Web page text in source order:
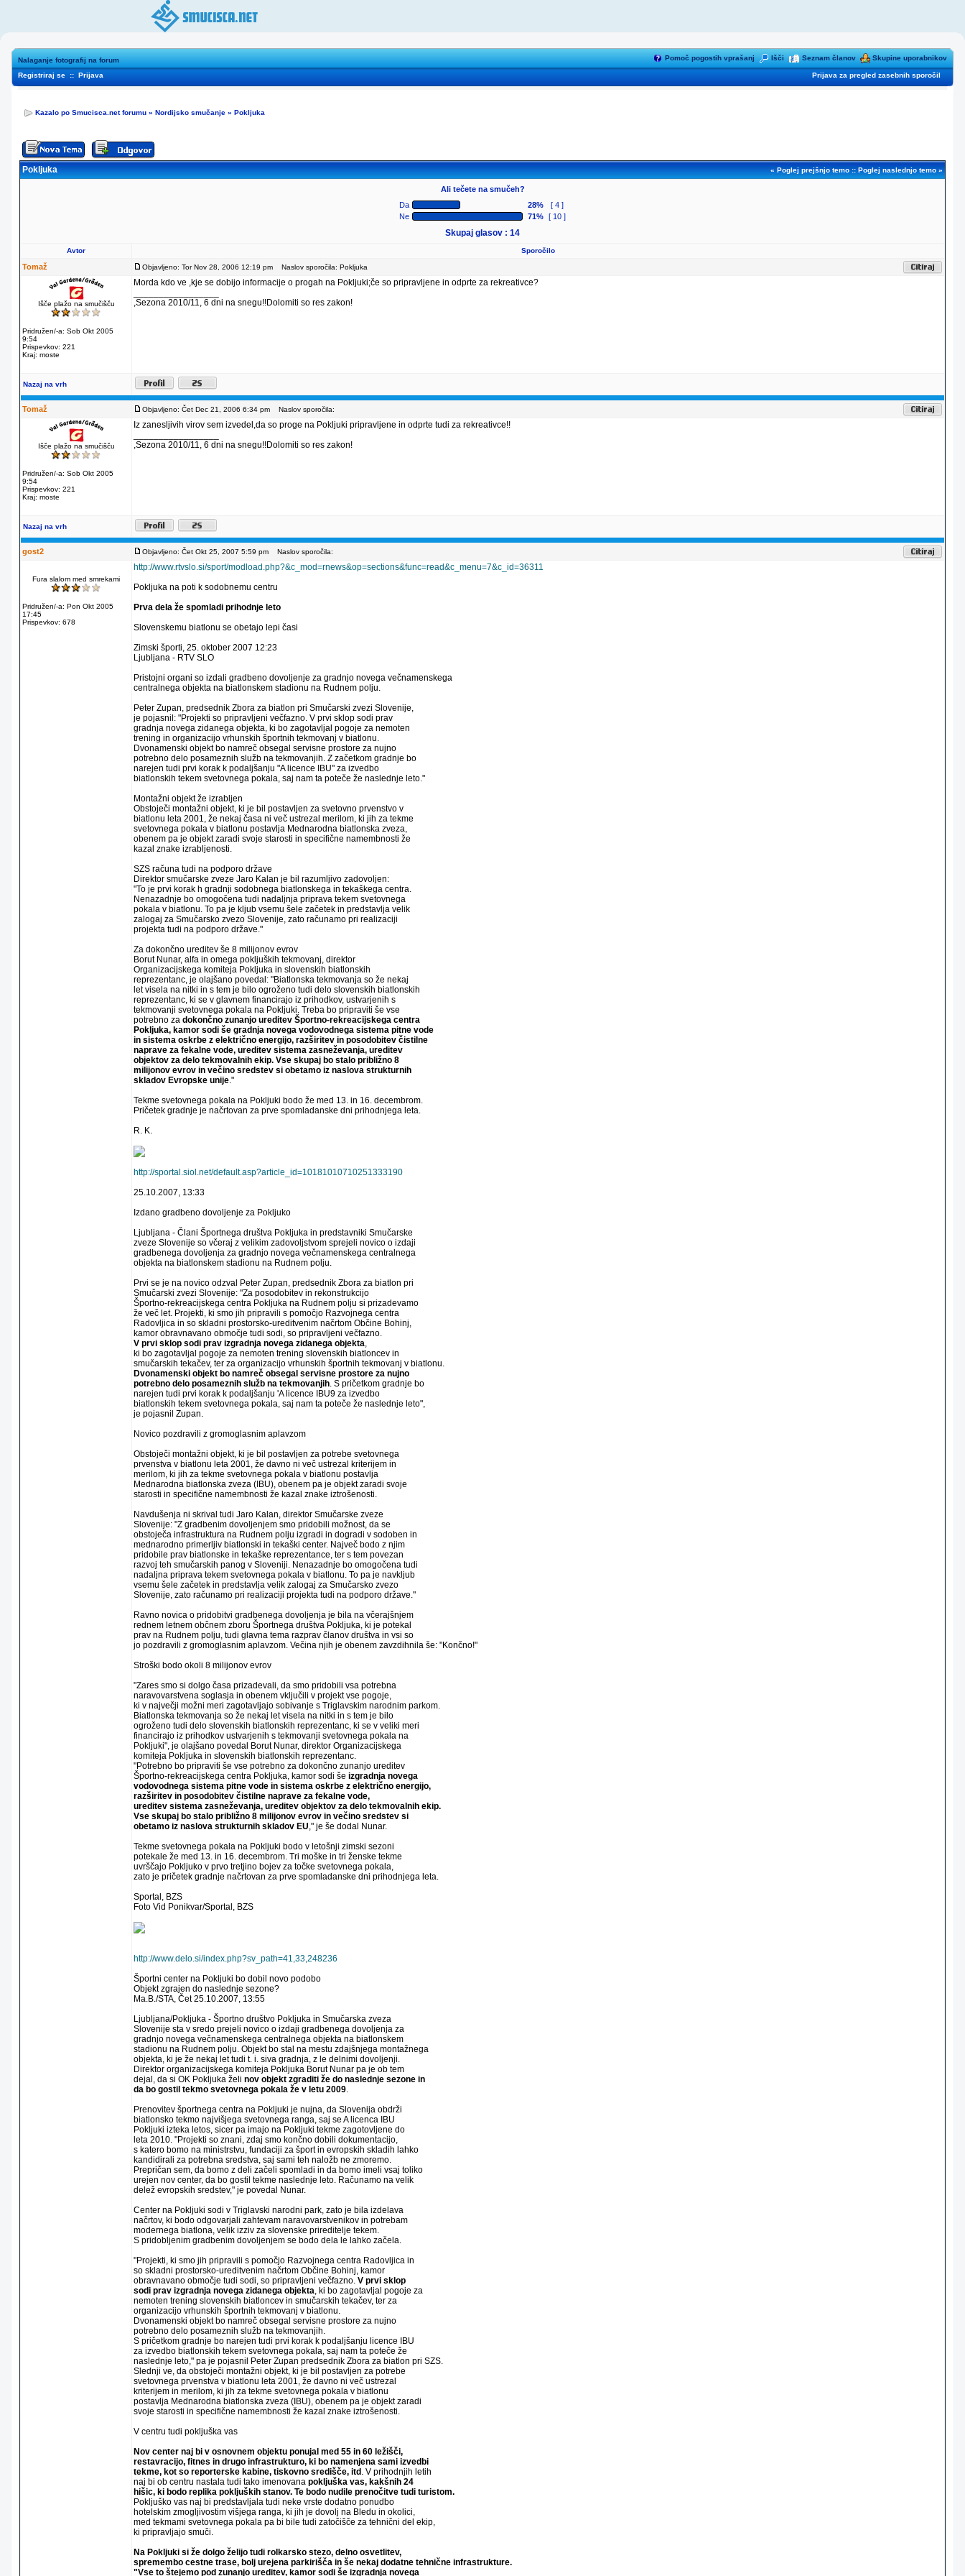
Nalaganje fotografij na forum Pomoč pogostih vprašanj Išči Seznam članov Skupine uporabnikov
Registriraj se :: Prijava Prijava za pregled zasebnih sporočil
Kazalo po Smucisca.net forumu » Nordijsko smučanje » Pokljuka
Pokljuka « Poglej prejšnjo temo :: Poglej naslednjo temo »
Ali tečete na smučeh?
Da
28%
[ 4 ]
Ne
71% [ 10 ]
Skupaj glasov : 14
Avtor Sporočilo
Tomaž Objavljeno: Tor Nov 28, 2006 12:19 pm Naslov sporočila: Pokljuka
Išče plažo na smučišču
Pridružen/-a: Sob Okt 2005
9:54
Prispevkov: 221
Kraj: moste
Morda kdo ve ,kje se dobijo informacije o progah na Pokljuki;če so pripravljene in odprte za rekreativce?
,Sezona 2010/11, 6 dni na snegu!!Dolomiti so res zakon!
Nazaj na vrh
Tomaž Objavljeno: Čet Dec 21, 2006 6:34 pm Naslov sporočila:
Išče plažo na smučišču
Pridružen/-a: Sob Okt 2005
9:54
Prispevkov: 221
Kraj: moste
Iz zanesljivih virov sem izvedel,da so proge na Pokljuki pripravljene in odprte tudi za rekreativce!!
,Sezona 2010/11, 6 dni na snegu!!Dolomiti so res zakon!
Nazaj na vrh
gost2 Objavljeno: Čet Okt 25, 2007 5:59 pm Naslov sporočila:
Fura slalom med smrekami
Pridružen/-a: Pon Okt 2005
17:45
Prispevkov: 678
http://www.rtvslo.si/sport/modload.php?&c_mod=rnews&op=sections&func=read&c_menu=7&c_id=36311
Pokljuka na poti k sodobnemu centru
Prva dela že spomladi prihodnje leto
Slovenskemu biatlonu se obetajo lepi časi
Zimski športi, 25. oktober 2007 12:23
Ljubljana - RTV SLO
Pristojni organi so izdali gradbeno dovoljenje za gradnjo novega večnamenskega
centralnega objekta na biatlonskem stadionu na Rudnem polju.
Peter Zupan, predsednik Zbora za biatlon pri Smučarski zvezi Slovenije,
je pojasnil: "Projekti so pripravljeni večfazno. V prvi sklop sodi prav
gradnja novega zidanega objekta, ki bo zagotavljal pogoje za nemoten
trening in organizacijo vrhunskih športnih tekmovanj v biatlonu.
Dvonamenski objekt bo namreč obsegal servisne prostore za nujno
potrebno delo posameznih služb na tekmovanjih. Z začetkom gradnje bo
narejen tudi prvi korak k podaljšanju "A licence IBU" za izvedbo
biatlonskih tekem svetovnega pokala, saj nam ta poteče že naslednje leto."
Montažni objekt že izrabljen
Obstoječi montažni objekt, ki je bil postavljen za svetovno prvenstvo v
biatlonu leta 2001, že nekaj časa ni več ustrezal merilom, ki jih za tekme
svetovnega pokala v biatlonu postavlja Mednarodna biatlonska zveza,
obenem pa je objekt zaradi svoje starosti in specifične namembnosti že
kazal znake izrabljenosti.
SZS računa tudi na podporo države
Direktor smučarske zveze Jaro Kalan je bil razumljivo zadovoljen:
"To je prvi korak h gradnji sodobnega biatlonskega in tekaškega centra.
Nenazadnje bo omogočena tudi nadaljnja priprava tekem svetovnega
pokala v biatlonu. To pa je kljub vsemu šele začetek in predstavlja velik
zalogaj za Smučarsko zvezo Slovenije, zato računamo pri realizaciji
projekta tudi na podporo države."
Za dokončno ureditev še 8 milijonov evrov
Borut Nunar, alfa in omega pokljuških tekmovanj, direktor
Organizacijskega komiteja Pokljuka in slovenskih biatlonskih
reprezentanc, je olajšano povedal: "Biatlonska tekmovanja so že nekaj
let visela na nitki in s tem je bilo ogroženo tudi delo slovenskih biatlonskih
reprezentanc, ki se v glavnem financirajo iz prihodkov, ustvarjenih s
tekmovanji svetovnega pokala na Pokljuki. Treba bo pripraviti še vse
potrebno za dokončno zunanjo ureditev Športno-rekreacijskega centra
Pokljuka, kamor sodi še gradnja novega vodovodnega sistema pitne vode
in sistema oskrbe z električno energijo, razširitev in posodobitev čistilne
naprave za fekalne vode, ureditev sistema zasneževanja, ureditev
objektov za delo tekmovalnih ekip. Vse skupaj bo stalo približno 8
milijonov evrov in večino sredstev si obetamo iz naslova strukturnih
skladov Evropske unije."
Tekme svetovnega pokala na Pokljuki bodo že med 13. in 16. decembrom.
Pričetek gradnje je načrtovan za prve spomladanske dni prihodnjega leta.
R. K.
http://sportal.siol.net/default.asp?article_id=10181010710251333190
25.10.2007, 13:33
Izdano gradbeno dovoljenje za Pokljuko
Ljubljana - Člani Športnega društva Pokljuka in predstavniki Smučarske
zveze Slovenije so včeraj z velikim zadovoljstvom sprejeli novico o izdaji
gradbenega dovoljenja za gradnjo novega večnamenskega centralnega
objekta na biatlonskem stadionu na Rudnem polju.
Prvi se je na novico odzval Peter Zupan, predsednik Zbora za biatlon pri
Smučarski zvezi Slovenije: "Za posodobitev in rekonstrukcijo
Športno-rekreacijskega centra Pokljuka na Rudnem polju si prizadevamo
že več let. Projekti, ki smo jih pripravili s pomočjo Razvojnega centra
Radovljica in so skladni prostorsko-ureditvenim načrtom Občine Bohinj,
kamor obravnavano območje tudi sodi, so pripravljeni večfazno.
V prvi sklop sodi prav izgradnja novega zidanega objekta,
ki bo zagotavljal pogoje za nemoten trening slovenskih biatloncev in
smučarskih tekačev, ter za organizacijo vrhunskih športnih tekmovanj v biatlonu.
Dvonamenski objekt bo namreč obsegal servisne prostore za nujno
potrebno delo posameznih služb na tekmovanjih. S pričetkom gradnje bo
narejen tudi prvi korak k podaljšanju 'A licence IBU9 za izvedbo
biatlonskih tekem svetovnega pokala, saj nam ta poteče že naslednje leto",
je pojasnil Zupan.
Novico pozdravili z gromoglasnim aplavzom
Obstoječi montažni objekt, ki je bil postavljen za potrebe svetovnega
prvenstva v biatlonu leta 2001, že davno ni več ustrezal kriterijem in
merilom, ki jih za tekme svetovnega pokala v biatlonu postavlja
Mednarodna biatlonska zveza (IBU), obenem pa je objekt zaradi svoje
starosti in specifične namembnosti že kazal znake iztrošenosti.
Navdušenja ni skrival tudi Jaro Kalan, direktor Smučarske zveze
Slovenije: "Z gradbenim dovoljenjem smo pridobili možnost, da se
obstoječa infrastruktura na Rudnem polju izgradi in dogradi v sodoben in
mednarodno primerljiv biatlonski in tekaški center. Največ bodo z njim
pridobile prav biatlonske in tekaške reprezentance, ter s tem povezan
razvoj teh smučarskih panog v Sloveniji. Nenazadnje bo omogočena tudi
nadaljna priprava tekem svetovnega pokala v biatlonu. To pa je navkljub
vsemu šele začetek in predstavlja velik zalogaj za Smučarsko zvezo
Slovenije, zato računamo pri realizaciji projekta tudi na podporo države."
Ravno novica o pridobitvi gradbenega dovoljenja je bila na včerajšnjem
rednem letnem občnem zboru Športnega društva Pokljuka, ki je potekal
prav na Rudnem polju, tudi glavna tema razprav članov društva in vsi so
jo pozdravili z gromoglasnim aplavzom. Večina njih je obenem zavzdihnila še: "Končno!"
Stroški bodo okoli 8 milijonov evrov
"Zares smo si dolgo časa prizadevali, da smo pridobili vsa potrebna
naravovarstvena soglasja in obenem vključili v projekt vse pogoje,
ki v največji možni meri zagotavljajo sobivanje s Triglavskim narodnim parkom.
Biatlonska tekmovanja so že nekaj let visela na nitki in s tem je bilo
ogroženo tudi delo slovenskih biatlonskih reprezentanc, ki se v veliki meri
financirajo iz prihodkov ustvarjenih s tekmovanji svetovnega pokala na
Pokljuki", je olajšano povedal Borut Nunar, direktor Organizacijskega
komiteja Pokljuka in slovenskih biatlonskih reprezentanc.
"Potrebno bo pripraviti še vse potrebno za dokončno zunanjo ureditev
Športno-rekreacijskega centra Pokljuka, kamor sodi še izgradnja novega
vodovodnega sistema pitne vode in sistema oskrbe z električno energijo,
razširitev in posodobitev čistilne naprave za fekalne vode,
ureditev sistema zasneževanja, ureditev objektov za delo tekmovalnih ekip.
Vse skupaj bo stalo približno 8 milijonov evrov in večino sredstev si
obetamo iz naslova strukturnih skladov EU," je še dodal Nunar.
Tekme svetovnega pokala na Pokljuki bodo v letošnji zimski sezoni
potekale že med 13. in 16. decembrom. Tri moške in tri ženske tekme
uvrščajo Pokljuko v prvo tretjino bojev za točke svetovnega pokala,
zato je pričetek gradnje načrtovan za prve spomladanske dni prihodnjega leta.
Sportal, BZS
Foto Vid Ponikvar/Sportal, BZS
http://www.delo.si/index.php?sv_path=41,33,248236
Športni center na Pokljuki bo dobil novo podobo
Objekt zgrajen do naslednje sezone?
Ma.B./STA, Čet 25.10.2007, 13:55
Ljubljana/Pokljuka - Športno društvo Pokljuka in Smučarska zveza
Slovenije sta v sredo prejeli novico o izdaji gradbenega dovoljenja za
gradnjo novega večnamenskega centralnega objekta na biatlonskem
stadionu na Rudnem polju. Objekt bo stal na mestu zdajšnjega montažnega
objekta, ki je že nekaj let tudi t. i. siva gradnja, z le delnimi dovoljenji.
Direktor organizacijskega komiteja Pokljuka Borut Nunar pa je ob tem
dejal, da si OK Pokljuka želi nov objekt zgraditi že do naslednje sezone in
da bo gostil tekmo svetovnega pokala že v letu 2009.
Prenovitev športnega centra na Pokljuki je nujna, da Slovenija obdrži
biatlonsko tekmo najvišjega svetovnega ranga, saj se A licenca IBU
Pokljuki izteka letos, sicer pa imajo na Pokljuki tekme zagotovljene do
leta 2010. "Projekti so znani, zdaj smo končno dobili dokumentacijo,
s katero bomo na ministrstvu, fundaciji za šport in evropskih skladih lahko
kandidirali za potrebna sredstva, saj sami teh naložb ne zmoremo.
Prepričan sem, da bomo z deli začeli spomladi in da bomo imeli vsaj toliko
urejen nov center, da bo gostil tekme naslednje leto. Računamo na velik
delež evropskih sredstev," je povedal Nunar.
Center na Pokljuki sodi v Triglavski narodni park, zato je bila izdelava
načrtov, ki bodo odgovarjali zahtevam naravovarstvenikov in potrebam
modernega biatlona, velik izziv za slovenske prireditelje tekem.
S pridobljenim gradbenim dovoljenjem se bodo dela le lahko začela.
"Projekti, ki smo jih pripravili s pomočjo Razvojnega centra Radovljica in
so skladni prostorsko-ureditvenim načrtom Občine Bohinj, kamor
obravnavano območje tudi sodi, so pripravljeni večfazno. V prvi sklop
sodi prav izgradnja novega zidanega objekta, ki bo zagotavljal pogoje za
nemoten trening slovenskih biatloncev in smučarskih tekačev, ter za
organizacijo vrhunskih športnih tekmovanj v biatlonu.
Dvonamenski objekt bo namreč obsegal servisne prostore za nujno
potrebno delo posameznih služb na tekmovanjih.
S pričetkom gradnje bo narejen tudi prvi korak k podaljšanju licence IBU
za izvedbo biatlonskih tekem svetovnega pokala, saj nam ta poteče že
naslednje leto," pa je pojasnil Peter Zupan predsednik Zbora za biatlon pri SZS.
Slednji ve, da obstoječi montažni objekt, ki je bil postavljen za potrebe
svetovnega prvenstva v biatlonu leta 2001, že davno ni več ustrezal
kriterijem in merilom, ki jih za tekme svetovnega pokala v biatlonu
postavlja Mednarodna biatlonska zveza (IBU), obenem pa je objekt zaradi
svoje starosti in specifične namembnosti že kazal znake iztrošenosti.
V centru tudi pokljuška vas
Nov center naj bi v osnovnem objektu ponujal med 55 in 60 ležišči,
restavracijo, fitnes in drugo infrastrukturo, ki bo namenjena sami izvedbi
tekme, kot so reporterske kabine, tiskovno središče, itd . V prihodnjih letih
naj bi ob centru nastala tudi tako imenovana pokljuška vas, kakšnih 24
hišic, ki bodo replika pokljuških stanov. Te bodo nudile prenočitve tudi turistom.
Pokljuško vas naj bi predstavljala tudi neke vrste dodatno ponudbo
hotelskim zmogljivostim višjega ranga, ki jih je dovolj na Bledu in okolici,
med tekmami svetovnega pokala pa bi bile tudi zatočišče za tehnični del ekip,
ki pripravljajo smuči.
Na Pokljuki si že dolgo želijo tudi rolkarsko stezo, delno osvetlitev,
spremembo cestne trase, bolj urejena parkirišča in še nekaj dodatne tehnične infrastrukture.
"Vse to štejemo pod zunanjo ureditev, kamor sodi še izgradnja novega